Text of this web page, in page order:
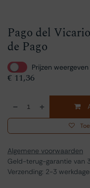
Pago del
de Pago
Prijzen
€ 11,36
Algemene voorwaarden
Geld-terug-garantie van
Verzending: 2-3